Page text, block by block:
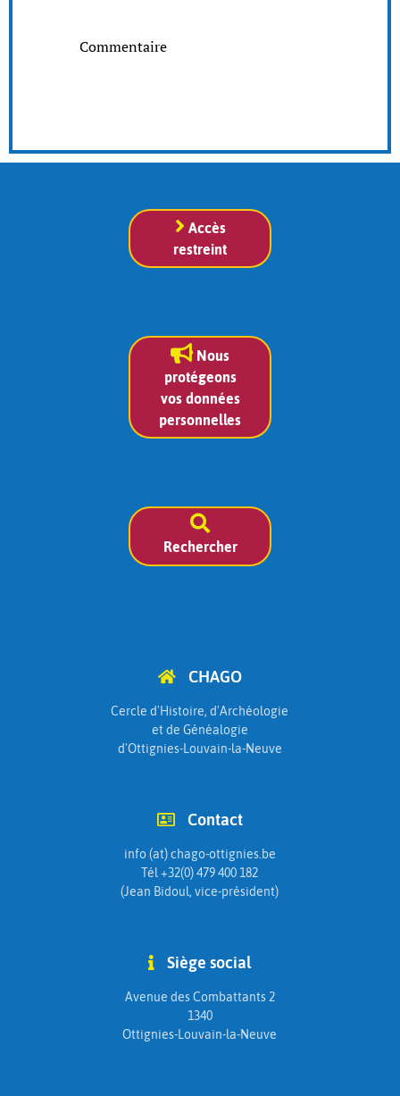
Commentaire
Accès
restreint
Nous
protégeons
vos données
personnelles
Rechercher
CHAGO
Cercle d'Histoire, d'Archéologie
et de Généalogie
d'Ottignies-Louvain-la-Neuve
Contact
info (at) chago-ottignies.be
Tél +32(0) 479 400 182
(Jean Bidoul, vice-président)
Siège social
Avenue des Combattants 2
1340
Ottignies-Louvain-la-Neuve